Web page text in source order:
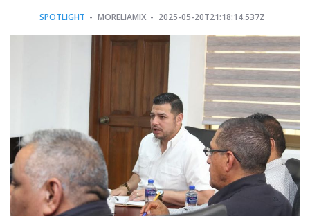
SPOTLIGHT MORELIAMIX 2025-05-20T21:18:14.537Z